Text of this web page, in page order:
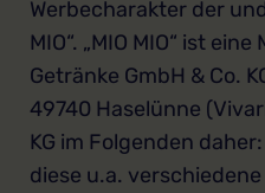
Werbecharakter der
MIO“. „MIO MIO“ ist
Getränke GmbH & Co.
49740 Haselünne
KG im Folgenden
diese u.a.